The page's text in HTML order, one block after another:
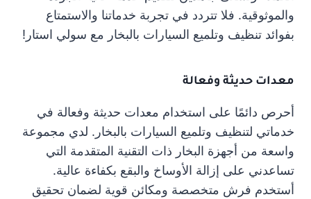
والموثوقية. فلا تتردد في تجربة خدماتنا والاستمتاع
بفوائد تنظيف وتلميع السيارات بالبخار مع سولي استار!
معدات حديثة وفعالة
أحرص دائمًا على استخدام معدات حديثة وفعالة في
خدماتي لتنظيف وتلميع السيارات بالبخار. لدي مجموعة
واسعة من أجهزة البخار ذات التقنية المتقدمة التي
تساعدني على إزالة الأوساخ والبقع بكفاءة عالية.
أستخدم فرش متخصصة ومكائن قوية لضمان تحقيق